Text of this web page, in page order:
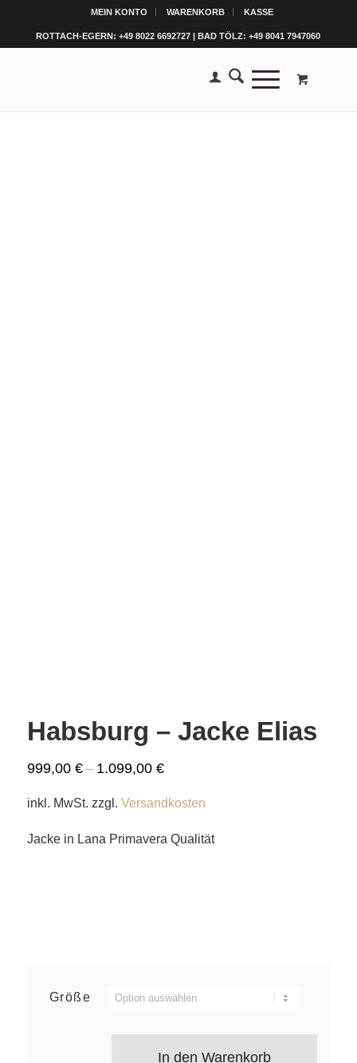
MEIN KONTO WARENKORB KASSE
ROTTACH-EGERN: +49 8022 6692727 | BAD TÖLZ: +49 8041 7947060
Habsburg – Jacke Elias
999,00 €– 1.099,00 €
inkl. MwSt. zzgl. Versandkosten
Jacke in Lana Primavera Qualität
Größe
In den Warenkorb